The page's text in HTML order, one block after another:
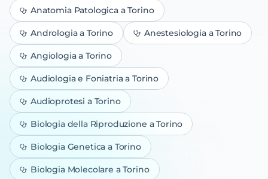
Anatomia Patologicaa Torino
Andrologiaa Torino Anestesiologiaa Torino
Angiologiaa Torino
Audiologia e Foniatriaa Torino
Audioprotesi a Torino
Biologia della Riproduzione a Torino
Biologia Genetica a Torino
Biologia Molecolare a Torino